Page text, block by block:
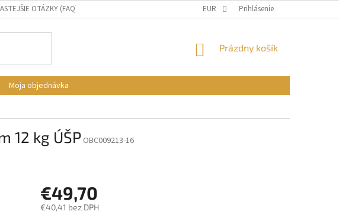
OTÁZKY (FAQ) PODMIENKY OCHRANY OSOBNÝCH
EUR Prihlásenie
NÁKUPNÝ
Prázdny košík
Moja objednávka
12 kg ÚŠPOBC009213-16
€49,70
€40,41 bez DPH